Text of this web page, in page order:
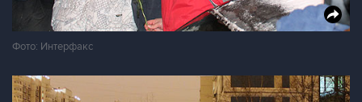
Фото: Интерфакс